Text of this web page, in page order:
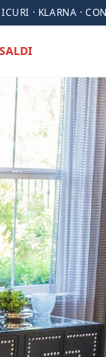
· KLARNA ·
SALDI